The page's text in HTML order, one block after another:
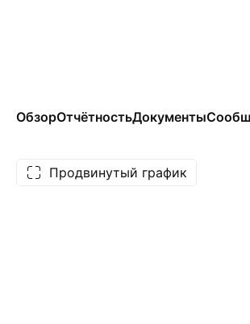
ОбзорОтчётностьДокументы
Продвинутый график